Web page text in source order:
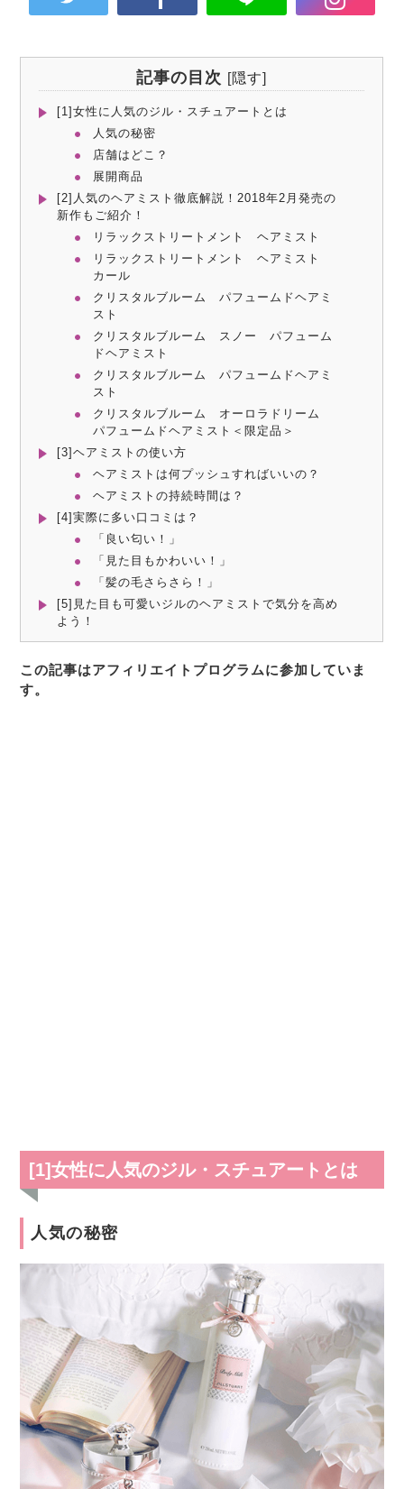
記事の目次 [隠す]
[1]女性に人気のジル・スチュアートとは
人気の秘密
店舗はどこ？
展開商品
[2]人気のヘアミスト徹底解説！2018年2月発売の
新作もご紹介！
リラックストリートメント ヘアミスト
リラックストリートメント ヘアミスト
カール
クリスタルブルーム パフュームドヘアミ
スト
クリスタルブルーム スノー パフューム
ドヘアミスト
クリスタルブルーム パフュームドヘアミ
スト
クリスタルブルーム オーロラドリーム
パフュームドヘアミスト＜限定品＞
[3]ヘアミストの使い方
ヘアミストは何プッシュすればいいの？
ヘアミストの持続時間は？
[4]実際に多い口コミは？
「良い匂い！」
「見た目もかわいい！」
「髪の毛さらさら！」
[5]見た目も可愛いジルのヘアミストで気分を高め
よう！
この記事はアフィリエイトプログラムに参加していま
す。
[1]女性に人気のジル・スチュアートとは
人気の秘密